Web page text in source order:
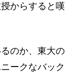
からすると嘆
のか、東大の
ークなバック